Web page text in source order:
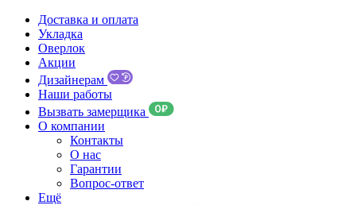
Доставка и оплата
Укладка
Оверлок
Акции
Дизайнерам
Наши работы
Вызвать замерщика
О компании
Контакты
О нас
Гарантии
Вопрос-ответ
Ещё